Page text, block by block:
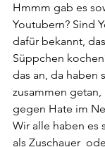
Hmmm gab es
Youtubern? Sind
dafür bekannt,
Süppchen
das an, da haben
zusammen
gegen Hate im
Wir alle haben es
als Zuschauer